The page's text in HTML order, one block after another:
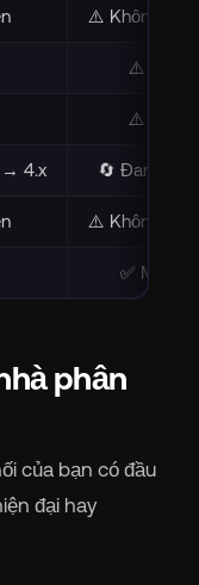
⚠️ Không phải
⚠️ Lỗi
⚠️ Lỗi
→ 4.x 🔄 Đang tiến
⚠️ Không phải
✅ Một
phân
của bạn có đầu
đại hay